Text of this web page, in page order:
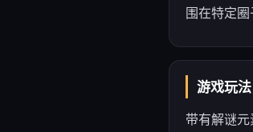
围在特定
游戏玩法
带有解谜